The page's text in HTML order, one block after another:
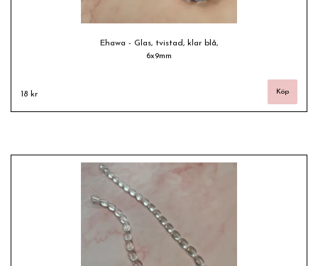
Ehawa - Glas, tvistad, klar blå,
6x9mm
18 kr